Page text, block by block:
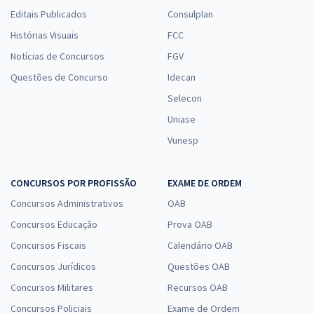
Editais Publicados
Histórias Visuais
Notícias de Concursos
Questões de Concurso
Consulplan
FCC
FGV
Idecan
Selecon
Uniase
Vunesp
CONCURSOS POR PROFISSÃO
Concursos Administrativos
Concursos Educação
Concursos Fiscais
Concursos Jurídicos
Concursos Militares
Concursos Policiais
EXAME DE ORDEM
OAB
Prova OAB
Calendário OAB
Questões OAB
Recursos OAB
Exame de Ordem